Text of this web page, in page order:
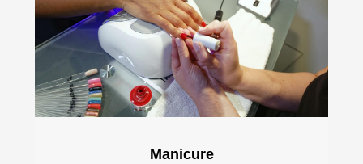
Manicure